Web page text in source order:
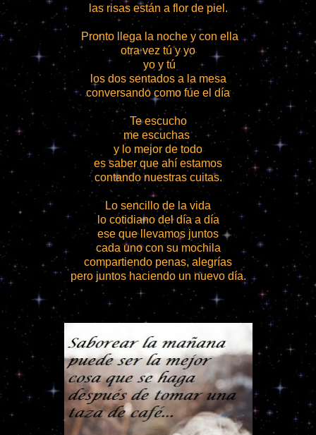
las risas están a flor de piel.
Pronto llega la noche y con ella
otra vez tú y yo
yo y tú
los dos sentados a la mesa
conversando como fue el día
Te escucho
me escuchas
y lo mejor de todo
es saber que ahí estamos
contando nuestras cuitas.
Lo sencillo de la vida
lo cotidiano del día a día
ese que llevamos juntos
cada uno con su mochila
compartiendo penas, alegrías
pero juntos haciendo un nuevo día.